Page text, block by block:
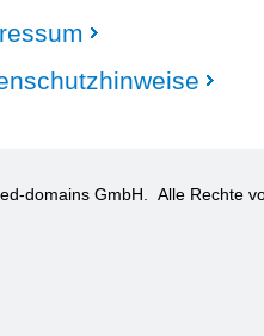
domains GmbH. Alle Rechte